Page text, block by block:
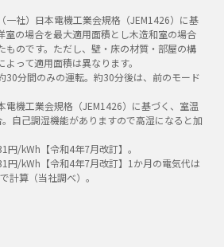
一社）日本電機工業会規格（JEM1426）に基
室の場合を最大適用面積とし木造和室の場合
ものです。ただし、壁・床の材質・部屋の構
って適用面積は異なります。
30分間のみの運転。約30分後は、前のモード
電機工業会規格（JEM1426）に基づく、室温
自己調湿機能がありますので高湿になると加
/kWh【令和4年7月改訂】。
/kWh【令和4年7月改訂】1か月の電気代は
計算（当社調べ）。